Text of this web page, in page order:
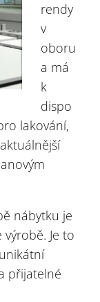
rendy
v
oboru
a má
k
dispo
lakování,
nábytku je
Je to
přijatelné